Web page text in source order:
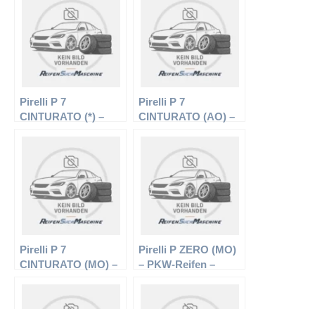
Sommerreifen
Pirelli P 7
CINTURATO (*) –
Sommerreifen
Pirelli P 7
CINTURATO (AO) –
Sommerreifen
Pirelli P 7
CINTURATO (MO) –
Pirelli P ZERO (MO)
– PKW-Reifen –